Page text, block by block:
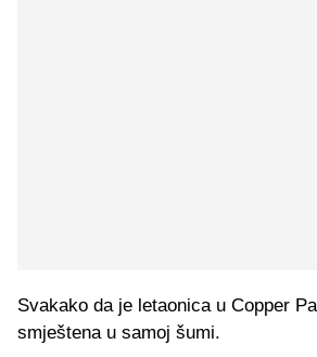
Svakako da je letaonica u Copper
smještena u samoj šumi.